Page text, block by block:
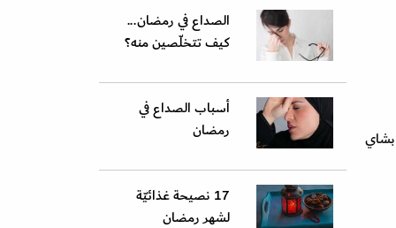
بشاي
الصداع في رمضان...
كيف تتخلّصين منه؟
أسباب الصداع في
رمضان
17 نصيحة غذائيّة
لشهر رمضان